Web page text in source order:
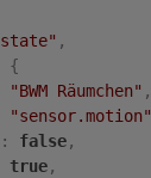
,
{
"BWM Räumchen" ,
"sensor.motion"
: false,
true,